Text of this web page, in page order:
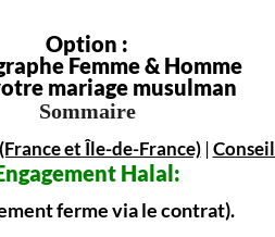
Option :
Femme & Homme
mariage musulman
Sommaire
et Île-de-France)|
Halal:
ferme via le contrat).